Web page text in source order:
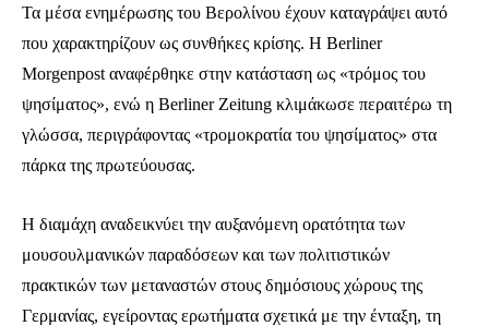
Ενταχθείτε στην κοινότητα των
συνδρομητών μας και γίνετε μέρος της
Για να εγγραφείτε, απλά εισάγετε τη διεύθυνση email σας στην ιστοσελίδα
μας ή πατάτε το κουμπί Εγγραφή. Μην ανησυχείτε, τα στοιχεία σας είναι
ασφαλή σε εμάς.
Τα μέσα ενημέρωσης του Βερολίνου έχουν καταγράψει αυτό
που χαρακτηρίζουν ως συνθήκες κρίσης. Η Berliner
Morgenpost αναφέρθηκε στην κατάσταση ως «τρόμος του
ψησίματος», ενώ η Berliner Zeitung κλιμάκωσε περαιτέρω τη
γλώσσα, περιγράφοντας «τρομοκρατία του ψησίματος» στα
πάρκα της πρωτεύουσας.
Η διαμάχη αναδεικνύει την αυξανόμενη ορατότητα των
μουσουλμανικών παραδόσεων και των πολιτιστικών
πρακτικών των μεταναστών στους δημόσιους χώρους της
Γερμανίας, εγείροντας ερωτήματα σχετικά με την ένταξη, τη